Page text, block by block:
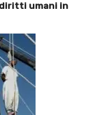
umani in